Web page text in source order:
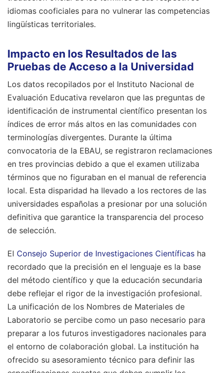
idiomas cooficiales para no vulnerar las competencias
lingüísticas territoriales.
Impacto en los Resultados de las
Pruebas de Acceso a la Universidad
Los datos recopilados por el Instituto Nacional de
Evaluación Educativa revelaron que las preguntas de
identificación de instrumental científico presentan los
índices de error más altos en las comunidades con
terminologías divergentes. Durante la última
convocatoria de la EBAU, se registraron reclamaciones
en tres provincias debido a que el examen utilizaba
términos que no figuraban en el manual de referencia
local. Esta disparidad ha llevado a los rectores de las
universidades españolas a presionar por una solución
definitiva que garantice la transparencia del proceso
de selección.
El Consejo Superior de Investigaciones Científicas ha
recordado que la precisión en el lenguaje es la base
del método científico y que la educación secundaria
debe reflejar el rigor de la investigación profesional.
La unificación de los Nombres de Materiales de
Laboratorio se percibe como un paso necesario para
preparar a los futuros investigadores nacionales para
el entorno de colaboración global. La institución ha
ofrecido su asesoramiento técnico para definir las